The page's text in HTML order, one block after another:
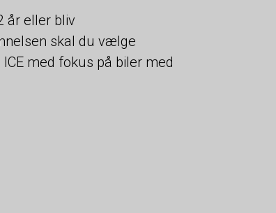
år eller bliv
skal du vælge
med fokus på biler med